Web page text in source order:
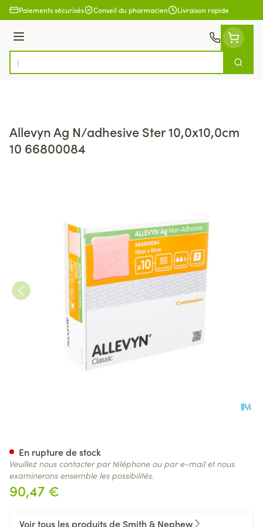
Aller au contenu
Paiements sécurisés Conseil du pharmacien Livraison rapide
Menu
Rechercher
Allevyn Ag N/adhesive Ster 10,0x10,0cm
10 66800084
90,47 €
En rupture de stock
Veuillez nous contacter par téléphone ou par e-mail et nous
examinerons ensemble les possibilités.
Voir tous les produits de Smith & Nephew